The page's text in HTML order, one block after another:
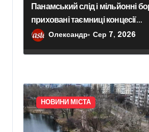
Панамський слід і мільйонні боргі:
приховані таємниці концесії
білоцерківського водоканалу
Олександр Сер 7, 2026
НОВИНИ МІСТА